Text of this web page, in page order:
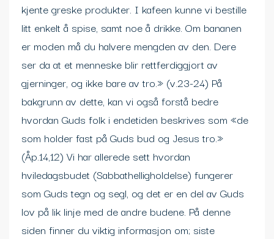
kjente greske produkter. I kafeen kunne vi bestille
litt enkelt å spise, samt noe å drikke. Om bananen
er moden må du halvere mengden av den. Dere
ser da at et menneske blir rettferdiggjort av
gjerninger, og ikke bare av tro.» (v.23-24) På
bakgrunn av dette, kan vi også forstå bedre
hvordan Guds folk i endetiden beskrives som «de
som holder fast på Guds bud og Jesus tro.»
(Åp.14,12) Vi har allerede sett hvordan
hviledagsbudet (Sabbathelligholdelse) fungerer
som Guds tegn og segl, og det er en del av Guds
lov på lik linje med de andre budene. På denne
siden finner du viktig informasjon om; siste